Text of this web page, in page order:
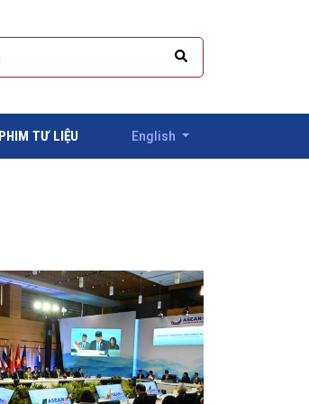
PHIM TƯ LIỆU English